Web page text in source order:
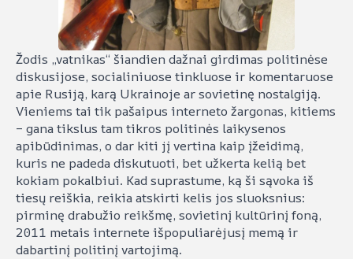
Žodis „vatnikas“ šiandien dažnai girdimas politinėse
diskusijose, socialiniuose tinkluose ir komentaruose
apie Rusiją, karą Ukrainoje ar sovietinę nostalgiją.
Vieniems tai tik pašaipus interneto žargonas, kitiems
– gana tikslus tam tikros politinės laikysenos
apibūdinimas, o dar kiti jį vertina kaip įžeidimą,
kuris ne padeda diskutuoti, bet užkerta kelią bet
kokiam pokalbiui. Kad suprastume, ką ši sąvoka iš
tiesų reiškia, reikia atskirti kelis jos sluoksnius:
pirminę drabužio reikšmę, sovietinį kultūrinį foną,
2011 metais internete išpopuliarėjusį memą ir
dabartinį politinį vartojimą.